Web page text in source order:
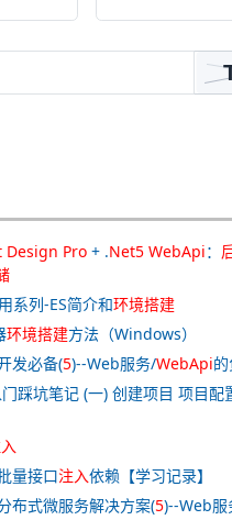
Design Pro + .Net5 WebApi：
系列-ES简介和环境搭建
环境搭建方法（Windows）
发必备(5)--Web服务/WebApi
踩坑笔记 (一) 创建项目 项目配
量接口注入依赖【学习记录】
布式微服务解决方案(5)--Web服